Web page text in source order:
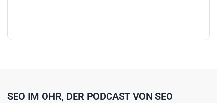
SEO IM OHR, DER PODCAST VON SEO